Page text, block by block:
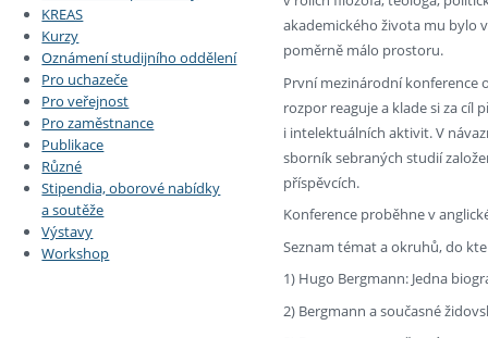
KREAS
Kurzy
Oznámení studijního oddělení
Pro uchazeče
Pro veřejnost
Pro zaměstnance
Publikace
Různé
Stipendia, oborové nabídky
a soutěže
Výstavy
Workshop
akademického života mu bylo
poměrně málo prostoru.
První mezinárodní
rozpor reaguje a klade si za cíl
i intelektuálních aktivit. V
sborník sebraných studií
příspěvcích.
Konference proběhne v
Seznam témat a okruhů, do
1) Hugo Bergmann: Jedna
2) Bergmann a současné